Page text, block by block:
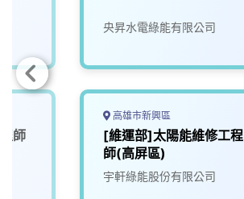
師
央昇水電綠能有限公司
高雄市新興區
[維運部]太陽能維修工程
師(高屏區)
宇軒綠能股份有限公司